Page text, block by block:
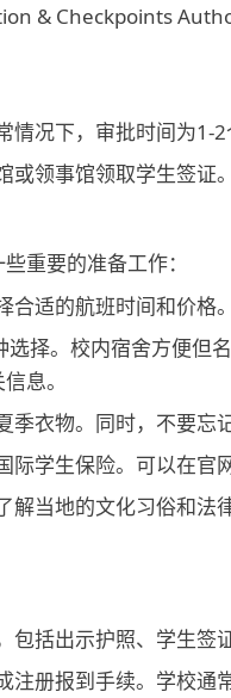
& Checkpoints
况下，审批时间为1-2
领事馆领取学生签证。
重要的准备工作：
适的航班时间和价格。
选择。校内宿舍方便但
息。
衣物。同时，不要忘
学生保险。可以在官
当地的文化习俗和法
括出示护照、学生签
注册报到手续。学校通